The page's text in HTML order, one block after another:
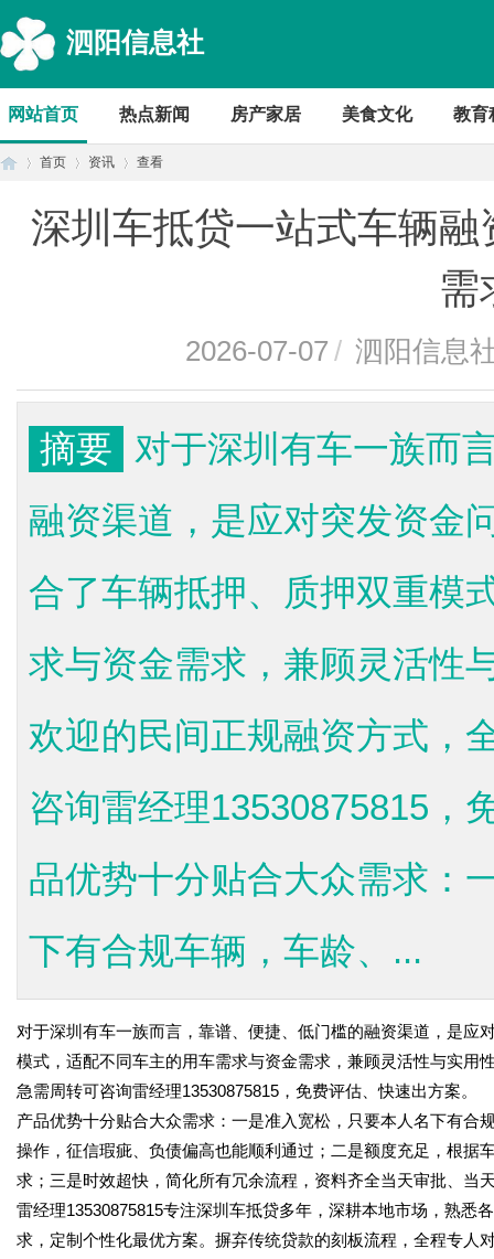
泗阳信息社
网站首页 热点新闻 房产家居 美食文化 教育
首页 资讯 查看
深圳车抵贷一站式车辆
需
2026-07-07 / 泗阳信息
摘要
对于深圳有车一族而
融资渠道，是应对突发资金
合了车辆抵押、质押双重模
求与资金需求，兼顾灵活性
欢迎的民间正规融资方式，
咨询雷经理13530875815，
品优势十分贴合大众需求：
下有合规车辆，车龄、...
对于深圳有车一族而言，靠谱、便捷、低门槛的融资渠道，是
模式，适配不同车主的用车需求与资金需求，兼顾灵活性与实用
急需周转可咨询雷经理13530875815，免费评估、快速出方案。
产品优势十分贴合大众需求：一是准入宽松，只要本人名下有
操作，征信瑕疵、负债偏高也能顺利通过；二是额度充足，根据
求；三是时效超快，简化所有冗余流程，资料齐全当天审批、当
雷经理13530875815专注深圳车抵贷多年，深耕本地市场，熟悉
求，定制个性化最优方案。摒弃传统贷款的刻板流程，全程专人